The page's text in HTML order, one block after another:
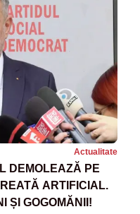
Actualitate
DEMOLEAZĂ PE
ARTIFICIAL.
ȘI GOGOMĂNII!